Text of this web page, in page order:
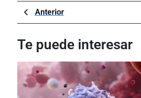
Navegación
de
entradas
AnteriorPrevious
Post
Te puede interesar